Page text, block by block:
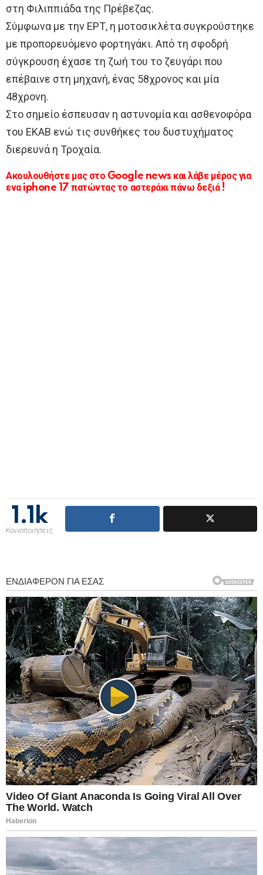
στη Φιλιππιάδα της Πρέβεζας.
Σύμφωνα με την ΕΡΤ, η μοτοσικλέτα συγκρούστηκε
με προπορευόμενο φορτηγάκι. Από τη σφοδρή
σύγκρουση έχασε τη ζωή του το ζευγάρι που
επέβαινε στη μηχανή, ένας 58χρονος και μία
48χρονη.
Στο σημείο έσπευσαν η αστυνομία και ασθενοφόρα
του ΕΚΑΒ ενώ τις συνθήκες του δυστυχήματος
διερευνά η Τροχαία.
Ακουλουθήστε μας στο Google news και λάβε μέρος για
ενα iphone 17 πατώντας το αστεράκι πάνω δεξιά !
1.1k
Κοινοποιήσεις